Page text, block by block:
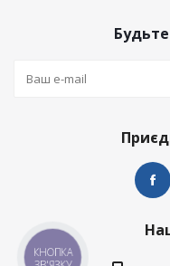
КНОПКА